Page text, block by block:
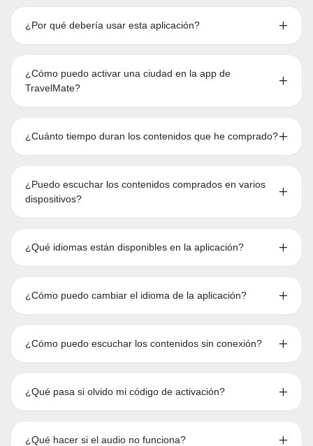
¿Por qué debería usar esta aplicación?
¿Cómo puedo activar una ciudad en la app de
TravelMate?
¿Cuánto tiempo duran los contenidos que he comprado?
¿Puedo escuchar los contenidos comprados en varios
dispositivos?
¿Qué idiomas están disponibles en la aplicación?
¿Cómo puedo cambiar el idioma de la aplicación?
¿Cómo puedo escuchar los contenidos sin conexión?
¿Qué pasa si olvido mi código de activación?
¿Qué hacer si el audio no funciona?